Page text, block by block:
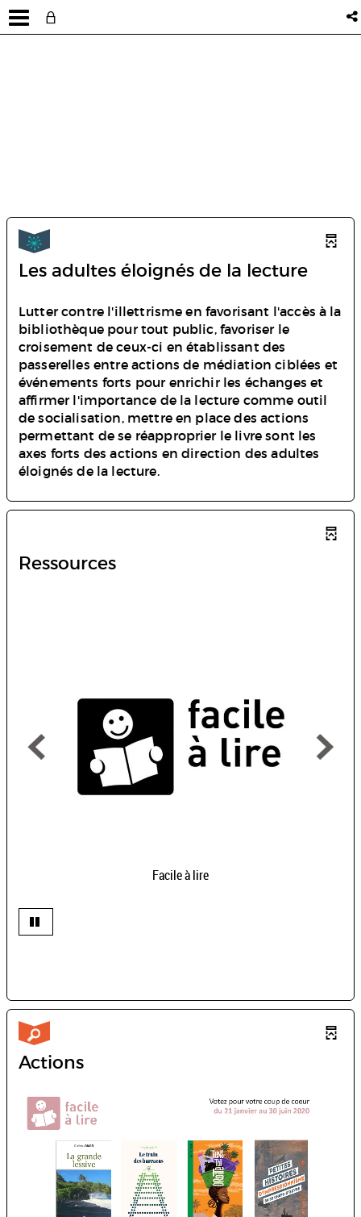
Les adultes éloignés de la lecture
Lutter contre l'illettrisme en favorisant l'accès à la
bibliothèque pour tout public, favoriser le
croisement de ceux-ci en établissant des
passerelles entre actions de médiation ciblées et
événements forts pour enrichir les échanges et
affirmer l'importance de la lecture comme outil
de socialisation, mettre en place des actions
permettant de se réapproprier le livre sont les
axes forts des actions en direction des adultes
éloignés de la lecture.
Ressources
Facile à lire
Actions